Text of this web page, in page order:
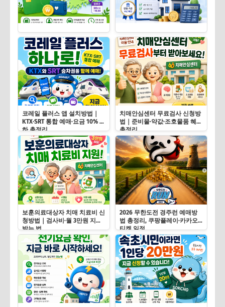
코레일 플러스 앱 설치방법｜
KTX·SRT 통합 예매·요금 10% 인
하 총정리
치매안심센터 무료검사 신청방
법｜준비물·약값·조호물품 혜택
총정리
보훈의료대상자 치매 치료비 신
청방법｜검사비·월 3만원 지원
받는 법
2026 무한도전 경주런 예매방
법 총정리, 쿠팡플레이·카카오
티켓 일정